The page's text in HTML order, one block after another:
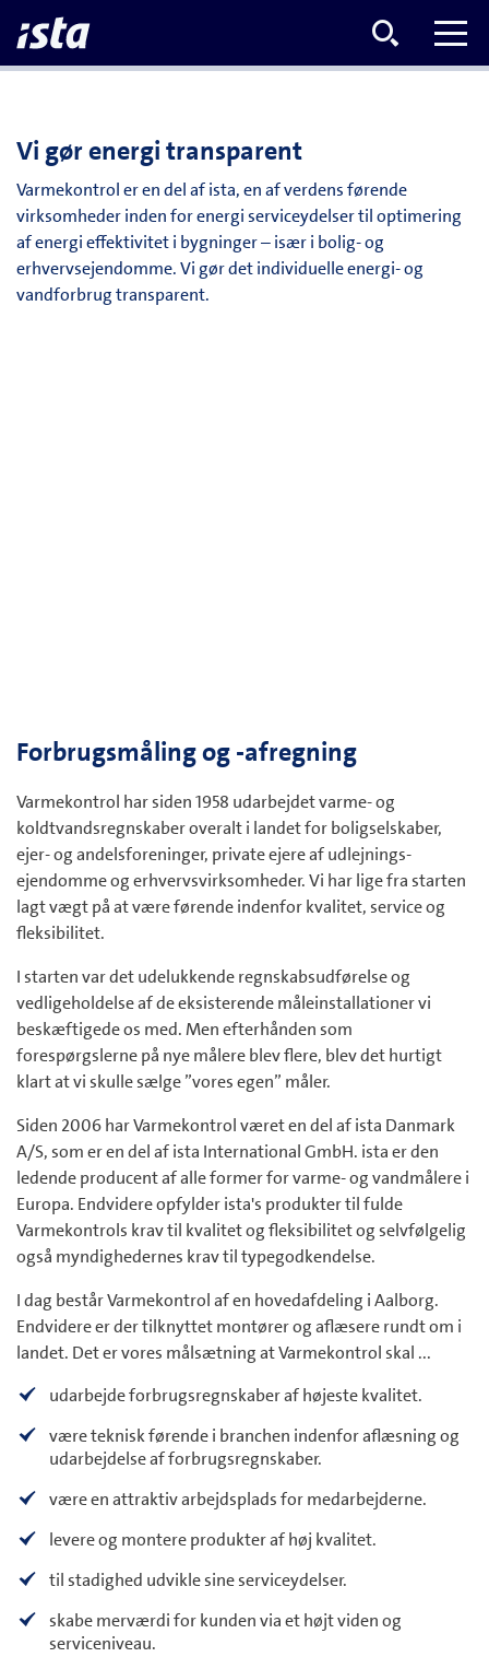
Vi gør energi transparent
Varmekontrol er en del af ista, en af verdens førende
virksomheder inden for energi serviceydelser til optimering
af energi effektivitet i bygninger – især i bolig- og
erhvervsejendomme. Vi gør det individuelle energi- og
vandforbrug transparent.
Forbrugsmåling og -afregning
Varmekontrol har siden 1958 udarbejdet varme- og
koldtvandsregnskaber overalt i landet for boligselskaber,
ejer- og andelsforeninger, private ejere af udlejnings-
ejendomme og erhvervsvirksomheder. Vi har lige fra starten
lagt vægt på at være førende indenfor kvalitet, service og
fleksibilitet.
I starten var det udelukkende regnskabsudførelse og
vedligeholdelse af de eksisterende måleinstallationer vi
beskæftigede os med. Men efterhånden som
forespørgslerne på nye målere blev flere, blev det hurtigt
klart at vi skulle sælge ”vores egen” måler.
Siden 2006 har Varmekontrol været en del af ista Danmark
A/S, som er en del af ista International GmbH. ista er den
ledende producent af alle former for varme- og vandmålere i
Europa. Endvidere opfylder ista's produkter til fulde
Varmekontrols krav til kvalitet og fleksibilitet og selvfølgelig
også myndighedernes krav til typegodkendelse.
I dag består Varmekontrol af en hovedafdeling i Aalborg.
Endvidere er der tilknyttet montører og aflæsere rundt om i
landet. Det er vores målsætning at Varmekontrol skal ...
udarbejde forbrugsregnskaber af højeste kvalitet.
være teknisk førende i branchen indenfor aflæsning og
udarbejdelse af forbrugsregnskaber.
være en attraktiv arbejdsplads for medarbejderne.
levere og montere produkter af høj kvalitet.
til stadighed udvikle sine serviceydelser.
skabe merværdi for kunden via et højt viden og
serviceniveau.